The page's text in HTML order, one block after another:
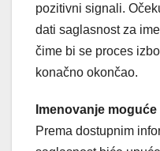
pozitivni signali.
dati saglasnost za
čime bi se proces
konačno okončao.
Imenovanje
Prema dostupnim